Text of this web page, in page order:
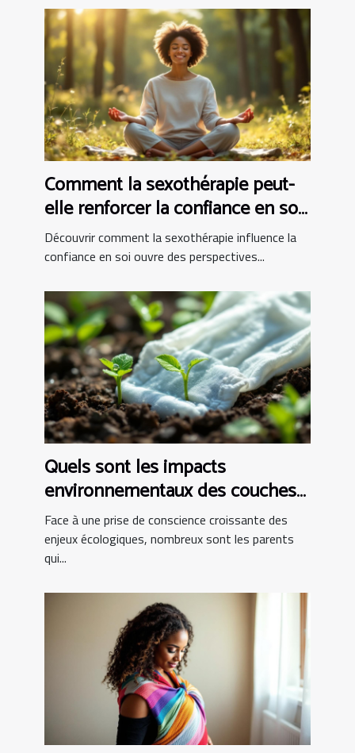
Comment la sexothérapie peut-
elle renforcer la confiance en soi
?
Découvrir comment la sexothérapie influence la
confiance en soi ouvre des perspectives...
Quels sont les impacts
environnementaux des couches
bio ?
Face à une prise de conscience croissante des
enjeux écologiques, nombreux sont les parents
qui...